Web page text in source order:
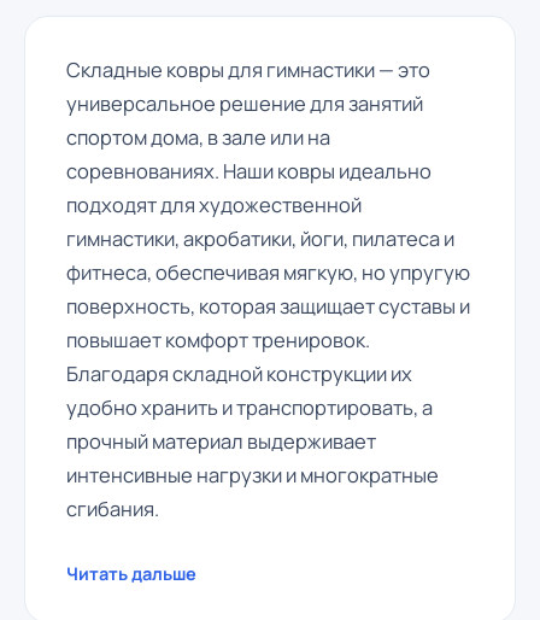
Складные ковры для гимнастики — это
универсальное решение для занятий
спортом дома, в зале или на
соревнованиях. Наши ковры идеально
подходят для художественной
гимнастики, акробатики, йоги, пилатеса и
фитнеса, обеспечивая мягкую, но упругую
поверхность, которая защищает суставы и
повышает комфорт тренировок.
Благодаря складной конструкции их
удобно хранить и транспортировать, а
прочный материал выдерживает
интенсивные нагрузки и многократные
сгибания.
Читать дальше